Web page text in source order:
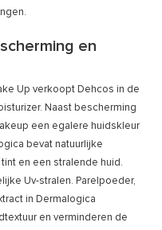
en
Up verkoopt Dehcos in de
Naast bescherming
een egalere huidskleur
bevat natuurlijke
en een stralende huid.
Uv-stralen. Parelpoeder,
in Dermalogica
en verminderen de